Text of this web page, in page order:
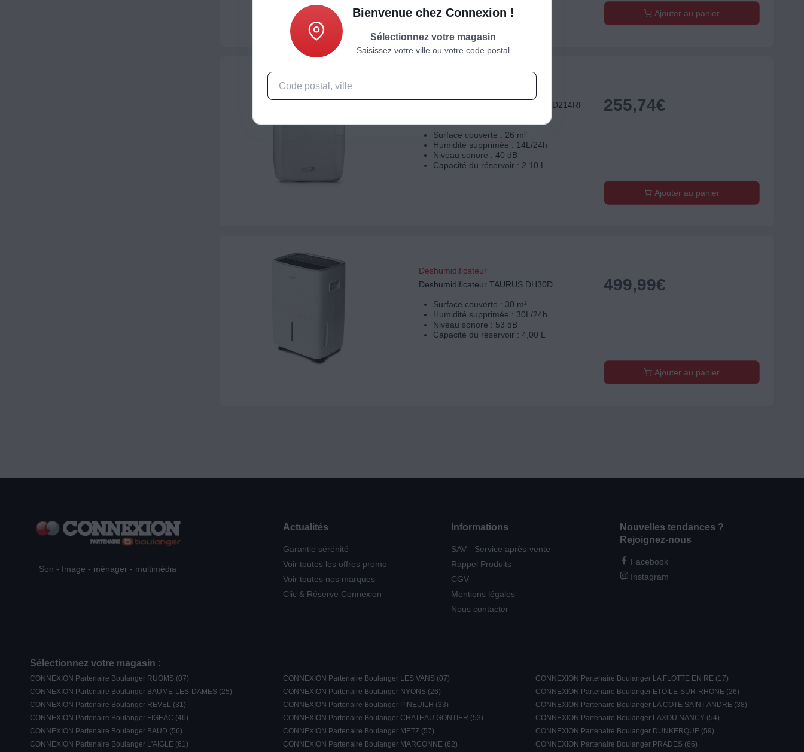
Ajouter au panier
Deshumidificateur DELONGHI DEXD214RF
Surface couverte : 26 m²
Humidité supprimée : 14L/24h
Niveau sonore : 40 dB
Capacité du réservoir : 2,10 L
255,74€
Ajouter au panier
Déshumidificateur
Deshumidificateur TAURUS DH30D
Surface couverte : 30 m²
Humidité supprimée : 30L/24h
Niveau sonore : 53 dB
Capacité du réservoir : 4,00 L
499,99€
Ajouter au panier
Son - Image - ménager - multimédia
Actualités
Garantie sérénité
Voir toutes les offres promo
Voir toutes nos marques
Clic & Réserve Connexion
Informations
SAV - Service après-vente
Rappel Produits
CGV
Mentions légales
Nous contacter
Nouvelles tendances ?
Rejoignez-nous
Facebook
Instagram
Sélectionnez votre magasin :
CONNEXION Partenaire Boulanger RUOMS (07) CONNEXION Partenaire Boulanger LES VANS (07)
CONNEXION Partenaire Boulanger LA FLOTTE EN RE (17)
CONNEXION Partenaire Boulanger BAUME-LES-DAMES (25)
CONNEXION Partenaire Boulanger NYONS (26)
CONNEXION Partenaire Boulanger ETOILE-SUR-RHONE (26)
CONNEXION Partenaire Boulanger REVEL (31)
CONNEXION Partenaire Boulanger PINEUILH (33)
CONNEXION Partenaire Boulanger LA COTE SAINT ANDRE (38)
CONNEXION Partenaire Boulanger FIGEAC (46)
CONNEXION Partenaire Boulanger CHATEAU GONTIER (53)
CONNEXION Partenaire Boulanger LAXOU NANCY (54)
CONNEXION Partenaire Boulanger BAUD (56)
CONNEXION Partenaire Boulanger METZ (57)
CONNEXION Partenaire Boulanger DUNKERQUE (59)
CONNEXION Partenaire Boulanger L'AIGLE (61)
CONNEXION Partenaire Boulanger MARCONNE (62) CONNEXION Partenaire Boulanger PRADES (66)
Bienvenue chez Connexion !
Sélectionnez votre magasin
Saisissez votre ville ou votre code postal